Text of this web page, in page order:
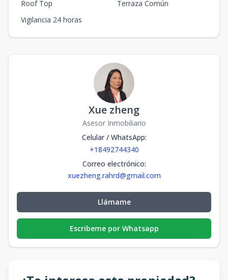
Roof Top
Terraza Común
Vigilancia 24 horas
Xue zheng
Asesor Inmobiliario
Celular / WhatsApp:
+18492744340
Correo electrónico:
xuezheng.rahrd@gmail.com
Llámame
Escribeme por Whatsapp